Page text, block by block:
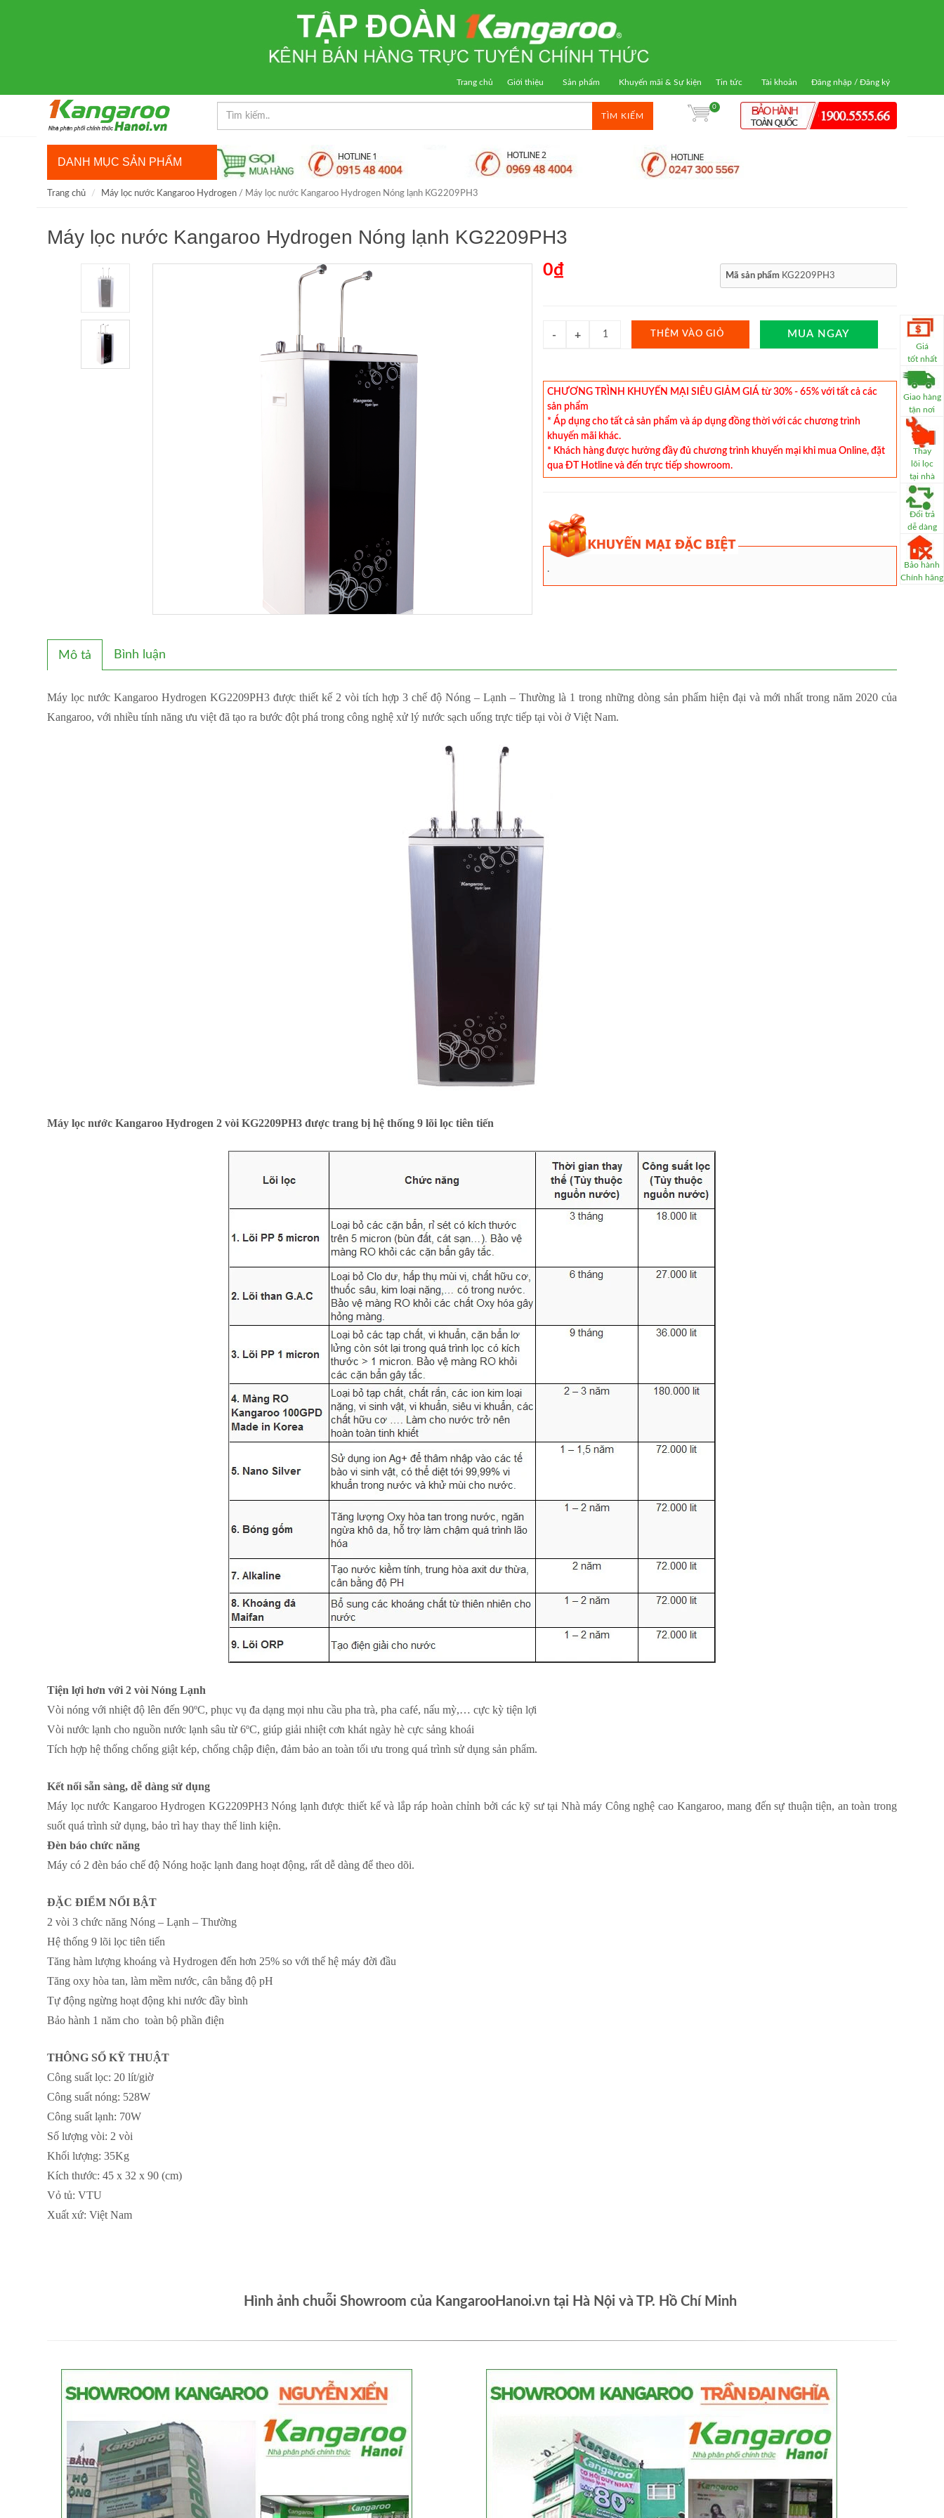
Giá
tốt nhất
Giao hàng
tận nơi
Thay
lõi lọc
tại nhà
Đổi trả
dễ dàng
Bảo hành
Chính hãng
Trang chủ Giới thiệu Sản phẩm Khuyến mãi & Sự kiện Tin tức Tài khoản Đăng nhập / Đăng ký
TÌM KIẾM
0
DANH MỤC SẢN PHẨM
Trang chủ Máy lọc nước Kangaroo Hydrogen / Máy lọc nước Kangaroo Hydrogen Nóng lạnh KG2209PH3
Máy lọc nước Kangaroo Hydrogen Nóng lạnh KG2209PH3
0₫ Mã sản phẩm KG2209PH3
THÊM VÀO GIỎ MUA NGAY
CHƯƠNG TRÌNH KHUYẾN MẠI SIÊU GIẢM GIÁ từ 30% - 65% với tất cả các
sản phẩm
* Áp dụng cho tất cả sản phẩm và áp dụng đồng thời với các chương trình
khuyến mãi khác.
* Khách hàng được hưởng đầy đủ chương trình khuyến mại khi mua Online, đặt
qua ĐT Hotline và đến trực tiếp showroom.
.
Mô tả Bình luận
Máy lọc nước Kangaroo Hydrogen KG2209PH3 được thiết kế 2 vòi tích hợp 3 chế độ Nóng – Lạnh – Thường là 1 trong những dòng sản phẩm hiện đại và mới nhất trong năm 2020 của
Kangaroo, với nhiều tính năng ưu việt đã tạo ra bước đột phá trong công nghệ xử lý nước sạch uống trực tiếp tại vòi ở Việt Nam.
Máy lọc nước Kangaroo Hydrogen 2 vòi KG2209PH3 được trang bị hệ thống 9 lõi lọc tiên tiến
Tiện lợi hơn với 2 vòi Nóng Lạnh
Vòi nóng với nhiệt độ lên đến 90ºC, phục vụ đa dạng mọi nhu cầu pha trà, pha café, nấu mỳ,… cực kỳ tiện lợi
Vòi nước lạnh cho nguồn nước lạnh sâu từ 6ºC, giúp giải nhiệt cơn khát ngày hè cực sảng khoái
Tích hợp hệ thống chống giật kép, chống chập điện, đảm bảo an toàn tối ưu trong quá trình sử dụng sản phẩm.
Kết nối sẵn sàng, dễ dàng sử dụng
Máy lọc nước Kangaroo Hydrogen KG2209PH3 Nóng lạnh được thiết kế và lắp ráp hoàn chỉnh bởi các kỹ sư tại Nhà máy Công nghệ cao Kangaroo, mang đến sự thuận tiện, an toàn trong
suốt quá trình sử dụng, bảo trì hay thay thế linh kiện.
Đèn báo chức năng
Máy có 2 đèn báo chế độ Nóng hoặc lạnh đang hoạt động, rất dễ dàng để theo dõi.
ĐẶC ĐIỂM NỔI BẬT
2 vòi 3 chức năng Nóng – Lạnh – Thường
Hệ thống 9 lõi lọc tiên tiến
Tăng hàm lượng khoáng và Hydrogen đến hơn 25% so với thế hệ máy đời đầu
Tăng oxy hòa tan, làm mềm nước, cân bằng độ pH
Tự động ngừng hoạt động khi nước đầy bình
Bảo hành 1 năm cho toàn bộ phần điện
THÔNG SỐ KỸ THUẬT
Công suất lọc: 20 lít/giờ
Công suất nóng: 528W
Công suất lạnh: 70W
Số lượng vòi: 2 vòi
Khối lượng: 35Kg
Kích thước: 45 x 32 x 90 (cm)
Vỏ tủ: VTU
Xuất xứ: Việt Nam
Hình ảnh chuỗi Showroom của KangarooHanoi.vn tại Hà Nội và TP. Hồ Chí Minh